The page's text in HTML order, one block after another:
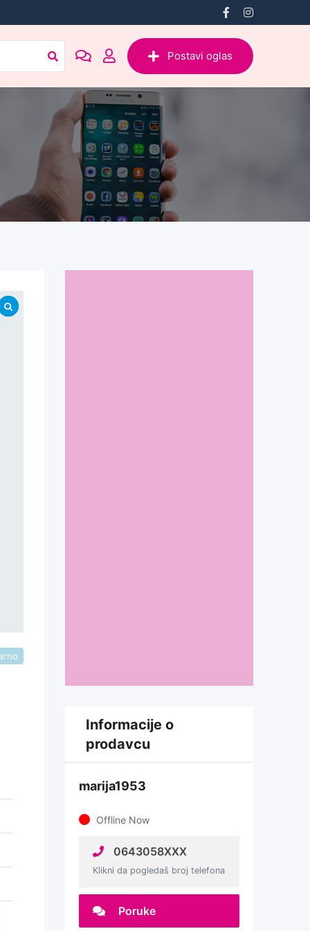
Postavi oglas
Informacije o
prodavcu
marija1953
Offline Now
0643058XXX
Klikni da pogledaš broj telefona
Poruke